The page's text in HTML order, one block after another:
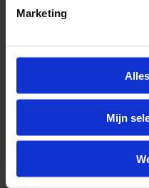
Marketing
Mijn